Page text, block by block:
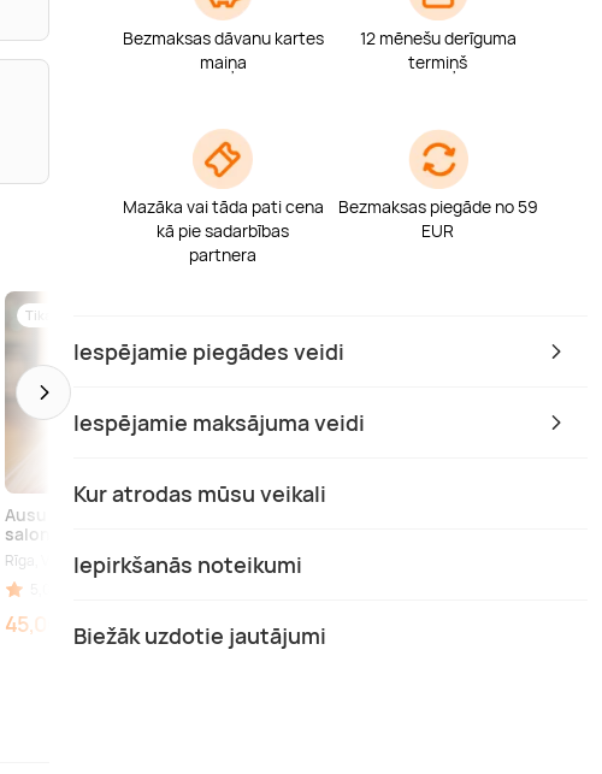
Bezmaksas dāvanu kartes
maiņa
12 mēnešu derīguma
termiņš
Mazāka vai tāda pati cena
kā pie sadarbības
partnera
Bezmaksas piegāde no 59
EUR
Iespējamie piegādes veidi
Iespējamie maksājuma veidi
Kur atrodas mūsu veikali
Iepirkšanās noteikumi
Biežāk uzdotie jautājumi
Tikai pie mums
Ausu caurduršana pieaugušajiem
salonā “AUCH”
Rīga, Vidzeme
45,00 €